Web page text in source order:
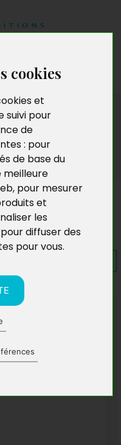
cookies
et
suivi pour
de
: pour
de base du
meilleure
, pour mesurer
et
les
pour diffuser des
pour vous.